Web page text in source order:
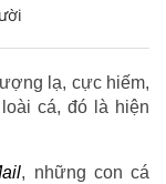
lạ, cực hiếm,
cá, đó là hiện
, những con cá